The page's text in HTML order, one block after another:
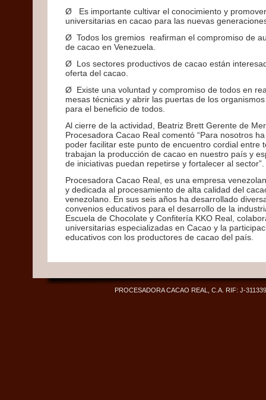
Ø Es importante cultivar el conocimiento y
universitarias en cacao para las nuevas
Ø Todos los gremios reafirman el compromiso de
de cacao en Venezuela.
Ø Los sectores productivos de cacao están
oferta del cacao.
Ø Existe una voluntad y compromiso de todos en
mesas técnicas y abrir las puertas de los
para el beneficio de todos.
Al cierre de la actividad, Beatriz Brett Gerente de
Procesadora Cacao Real comentó “Para nosotros
poder facilitar este punto de encuentro cordial entre
trabajan la producción de cacao en nuestro país y
de iniciativas puedan repetirse y fortalecer al sector”.
Procesadora Cacao Real, es una empresa
y dedicada al procesamiento de alta calidad del
venezolano. En sus seis años ha desarrollado
convenios educativos para el desarrollo de la
Escuela de Chocolate y Confitería KKO Real,
universitarias especializadas en Cacao y la
educativos con los productores de cacao del país.
PROCESADORA CACAO REAL, C.A. RIF: J-